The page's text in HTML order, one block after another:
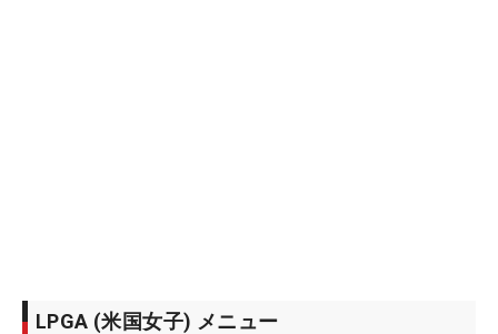
LPGA (米国女子) メニュー